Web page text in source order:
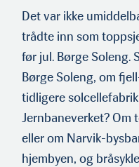
Det var ikke
trådte inn som
før jul. Børge Soleng.
Børge Soleng, om
tidligere
Jernbaneverket? Om
eller om Narvik-
hjembyen, og